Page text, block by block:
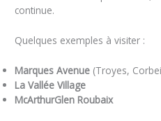
continue.
Quelques exemples à visiter :
Marques Avenue (Troyes,
La Vallée Village
McArthurGlen Roubaix